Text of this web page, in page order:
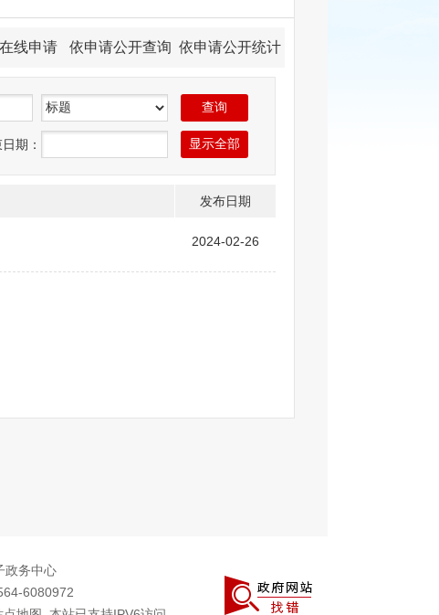
在线申请 依申请公开查询 依申请公开统计
期：
发布日期
2024-02-26
政务中心
6080972